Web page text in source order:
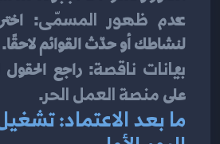
عدم ظهور المسمّى
لنشاطك أو حدّث القوائم لاحقًا.
بيانات ناقصة
على منصة العمل الحر.